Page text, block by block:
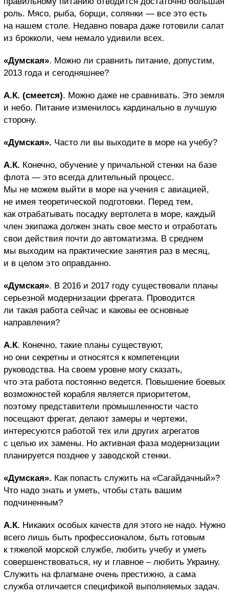
роль. Мясо, рыба, борщи, солянки — все это есть
на нашем столе. Недавно повара даже готовили салат
из брокколи, чем немало удивили всех.
«Думская». Можно ли сравнить питание, допустим,
2013 года и сегодняшнее?
А.К. (смеется). Можно даже не сравнивать. Это земля
и небо. Питание изменилось кардинально в лучшую
сторону.
«Думская». Часто ли вы выходите в море на учебу?
А.К. Конечно, обучение у причальной стенки на базе
флота — это всегда длительный процесс.
Мы не можем выйти в море на учения с авиацией,
не имея теоретической подготовки. Перед тем,
как отрабатывать посадку вертолета в море, каждый
член экипажа должен знать свое место и отработать
свои действия почти до автоматизма. В среднем
мы выходим на практические занятия раз в месяц,
и в целом это оправданно.
«Думская». В 2016 и 2017 году существовали планы
серьезной модернизации фрегата. Проводится
ли такая работа сейчас и каковы ее основные
направления?
А.К. Конечно, такие планы существуют,
но они секретны и относятся к компетенции
руководства. На своем уровне могу сказать,
что эта работа постоянно ведется. Повышение боевых
возможностей корабля является приоритетом,
поэтому представители промышленности часто
посещают фрегат, делают замеры и чертежи,
интересуются работой тех или других агрегатов
с целью их замены. Но активная фаза модернизации
планируется позднее у заводской стенки.
«Думская». Как попасть служить на «Сагайдачный»?
Что надо знать и уметь, чтобы стать вашим
подчиненным?
А.К. Никаких особых качеств для этого не надо. Нужно
всего лишь быть профессионалом, быть готовым
к тяжелой морской службе, любить учебу и уметь
совершенствоваться, ну и главное – любить Украину.
Служить на флагмане очень престижно, а сама
служба отличается спецификой выполняемых задач.